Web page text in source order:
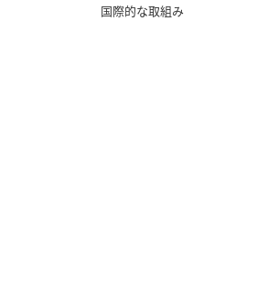
国際的な取組み